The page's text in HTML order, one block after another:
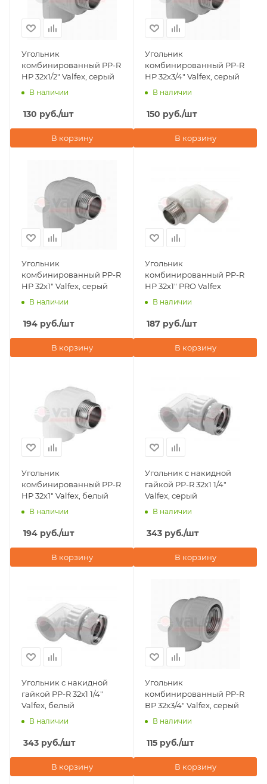
Угольник
комбинированный PP-R
НР 32х1/2" Valfex, серый
В наличии
130 руб./шт
В корзину
Угольник
комбинированный PP-R
НР 32х3/4" Valfex, серый
В наличии
150 руб./шт
В корзину
Угольник
комбинированный PP-R
НР 32х1" Valfex, серый
В наличии
194 руб./шт
В корзину
Угольник
комбинированный PP-R
НР 32х1" PRO Valfex
В наличии
187 руб./шт
В корзину
Угольник
комбинированный PP-R
НР 32х1" Valfex, белый
В наличии
194 руб./шт
В корзину
Угольник с накидной
гайкой PP-R 32х1 1/4"
Valfex, серый
В наличии
343 руб./шт
В корзину
Угольник с накидной
гайкой PP-R 32х1 1/4"
Valfex, белый
В наличии
343 руб./шт
В корзину
Угольник
комбинированный PP-R
ВР 32х3/4" Valfex, серый
В наличии
115 руб./шт
В корзину